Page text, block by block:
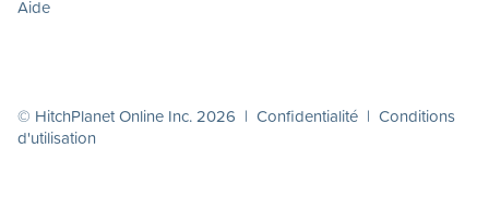
Aide
© HitchPlanet Online Inc. 2026 | Confidentialité | Conditions
d'utilisation